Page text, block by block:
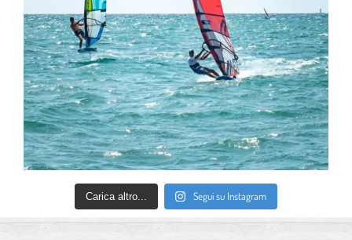
Carica altro... Segui su Instagram